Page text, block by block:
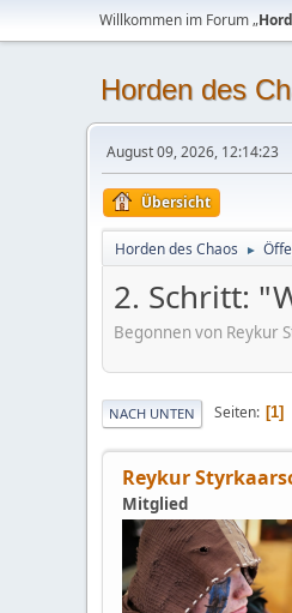
Willkommen im Forum „
Horden des
August 09, 2026, 12:14:23
Übersicht
Horden des Chaos ►
2. Schritt:
Begonnen von Reykur
NACH UNTEN Seiten 1
Reykur
Mitglied